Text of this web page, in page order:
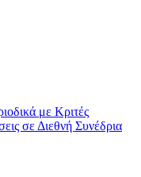
με Κριτές
σε Διεθνή Συνέδρια